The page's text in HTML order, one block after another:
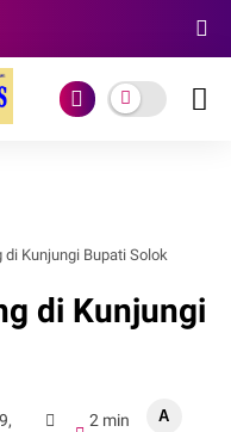
di Kunjungi Bupati Solok
di Kunjungi
2 min
A